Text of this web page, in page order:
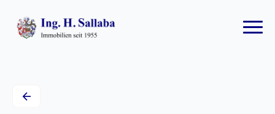
arrow_back